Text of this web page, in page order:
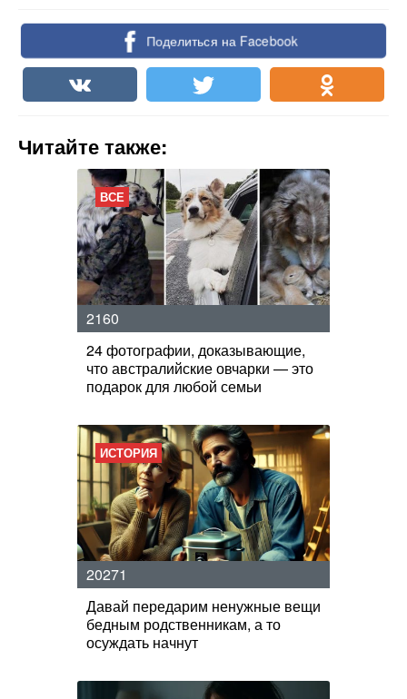
Поделиться на Facebook
Читайте также:
ВСЕ
2160
24 фотографии, доказывающие,
что австралийские овчарки — это
подарок для любой семьи
ИСТОРИЯ
20271
Давай передарим ненужные вещи
бедным родственникам, а то
осуждать начнут